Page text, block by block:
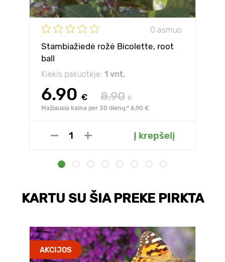
0 asmuo
Stambiažiedė rožė Bicolette, root
ball
Kiekis pakuotėje: 1 vnt.
6.90 € 8.90 €
Mažiausia kaina per 30 dienų:* 6.90 €
Į krepšelį
KARTU SU ŠIA PREKE PIRKTA
AKCIJOS